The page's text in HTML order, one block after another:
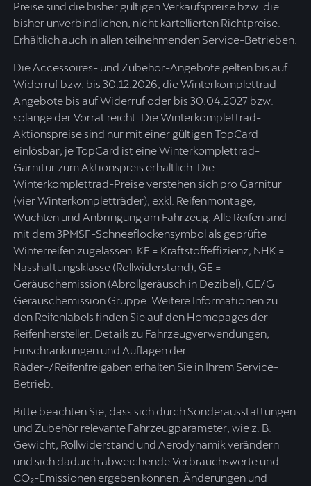
Preise sind die bisher gültigen Verkaufspreise bzw. die
bisher unverbindlichen, nicht kartellierten Richtpreise.
Erhältlich auch in allen teilnehmenden Service-Betrieben.
Die Accessoires- und Zubehör-Angebote gelten bis auf
Widerruf bzw. bis 30.12.2026, die Winterkomplettrad-
Angebote bis auf Widerruf oder bis 30.04.2027 bzw.
solange der Vorrat reicht. Die Winterkomplettrad-
Aktionspreise sind nur mit einer gültigen TopCard
einlösbar, je TopCard ist eine Winterkomplettrad-
Garnitur zum Aktionspreis erhältlich. Die
Winterkomplettrad-Preise verstehen sich pro Garnitur
(vier Winterkompletträder), exkl. Reifenmontage,
Wuchten und Anbringung am Fahrzeug. Alle Reifen sind
mit dem 3PMSF-Schneeflockensymbol als geprüfte
Winterreifen zugelassen. KE = Kraftstoffeffizienz, NHK =
Nasshaftungsklasse (Rollwiderstand), GE =
Geräuschemission (Abrollgeräusch in Dezibel), GE/G =
Geräuschemission Gruppe. Weitere Informationen zu
den Reifenlabels finden Sie auf den Homepages der
Reifenhersteller. Details zu Fahrzeugverwendungen,
Einschränkungen und Auflagen der
Räder-/Reifenfreigaben erhalten Sie in Ihrem Service-
Betrieb.
Bitte beachten Sie, dass sich durch Sonderausstattungen
und Zubehör relevante Fahrzeugparameter, wie z. B.
Gewicht, Rollwiderstand und Aerodynamik verändern
und sich dadurch abweichende Verbrauchswerte und
CO₂-Emissionen ergeben können. Änderungen und